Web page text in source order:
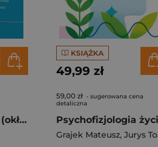
Wielcy z wyboru (okładka twarda)
KSIĄŻKA
49,99 zł
59,00 zł - sugerowana cena
detaliczna
Grajek Mateusz, Jurys Tomasz